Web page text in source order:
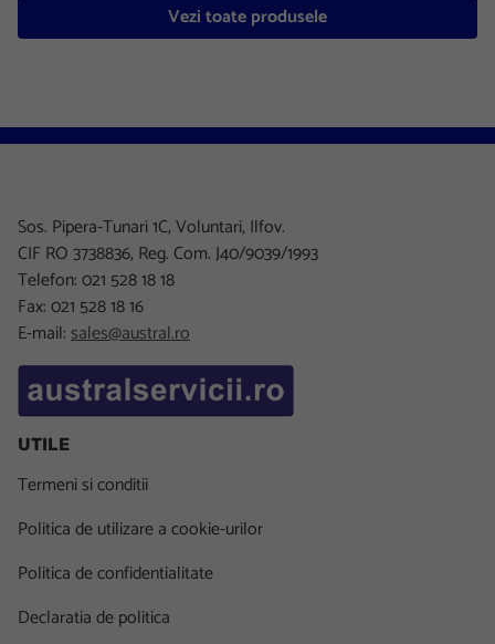
Vezi toate produsele
Sos. Pipera-Tunari 1C, Voluntari, Ilfov.
CIF RO 3738836, Reg. Com. J40/9039/1993
Telefon: 021 528 18 18
Fax: 021 528 18 16
E-mail:sales@austral.ro
UTILE
Termeni si conditii
Politica de utilizare a cookie-urilor
Politica de confidentialitate
Declaratia de politica